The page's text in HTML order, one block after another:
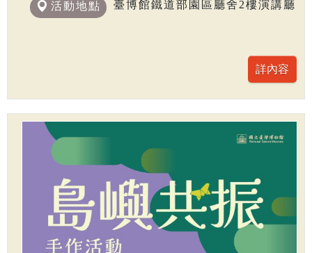
活動地點 臺博館鐵道部園區廳舍2樓演講廳